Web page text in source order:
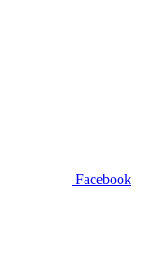
Facebook